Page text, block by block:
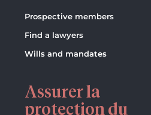
Prospective members
Find a lawyers
Wills and mandates
Assurer la
protection du